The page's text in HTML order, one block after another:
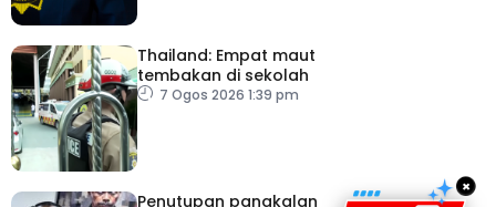
Thailand: Empat maut
tembakan di sekolah
7 Ogos 2026 1:39 pm
Penutupan pangkalan
×